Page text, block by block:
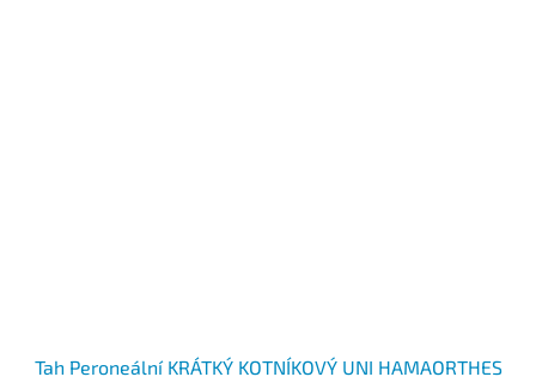
Tah Peroneální KRÁTKÝ KOTNÍKOVÝ UNI HAMAORTHES